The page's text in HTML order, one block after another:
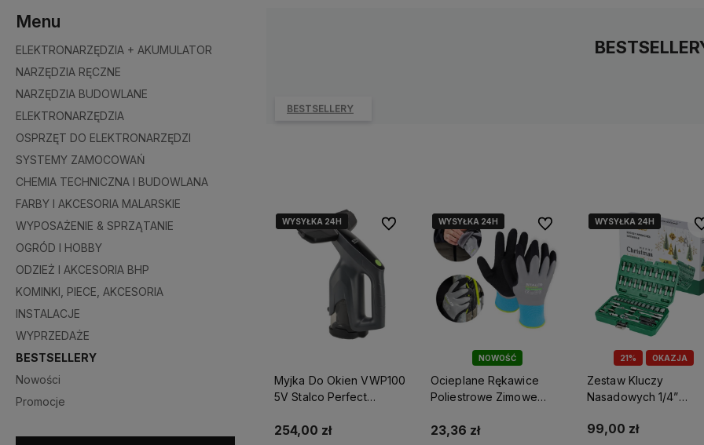
Menu
ELEKTRONARZĘDZIA + AKUMULATOR
NARZĘDZIA RĘCZNE
NARZĘDZIA BUDOWLANE
ELEKTRONARZĘDZIA
OSPRZĘT DO ELEKTRONARZĘDZI
SYSTEMY ZAMOCOWAŃ
CHEMIA TECHNICZNA I BUDOWLANA
FARBY I AKCESORIA MALARSKIE
WYPOSAŻENIE & SPRZĄTANIE
OGRÓD I HOBBY
ODZIEŻ I AKCESORIA BHP
KOMINKI, PIECE, AKCESORIA
INSTALACJE
WYPRZEDAŻE
BESTSELLERY
Nowości
Promocje
BESTSELLERY
WYSYŁKA 24H
WYSYŁKA 24H
Myjka Do Okien VWP100
5V Stalco Perfect
254,00 zł
Do ulubionych
NOWOŚĆ
WYSYŁKA 24H
WYSYŁKA 24H
Ocieplane Rękawice
Poliestrowe Zimowe
Perfect S-76397
23,36 zł
Do ulubionych
21% OKAZJA
WYSYŁKA 24H
WYSYŁKA 24H
Zestaw Kluczy
Nasadowych 1/4”
Elem. Grzechotka 90t
99,00 zł